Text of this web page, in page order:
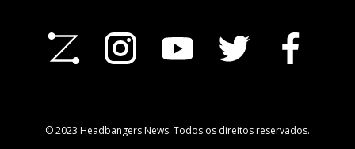
© 2023 Headbangers News. Todos os direitos reservados.